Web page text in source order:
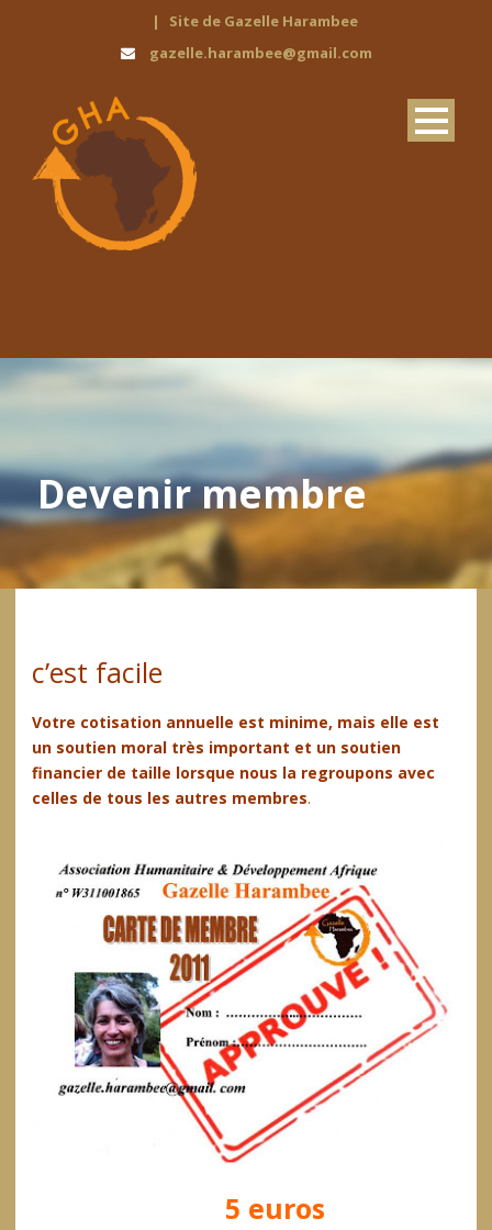
|
Site de Gazelle Harambee
gazelle.harambee@gmail.com
Devenir membre
c’est facile
Votre cotisation annuelle est minime, mais elle est
un soutien moral très important et un soutien
financier de taille lorsque nous la regroupons avec
celles de tous les autres membres.
5 euros